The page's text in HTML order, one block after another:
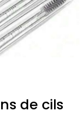
de cils